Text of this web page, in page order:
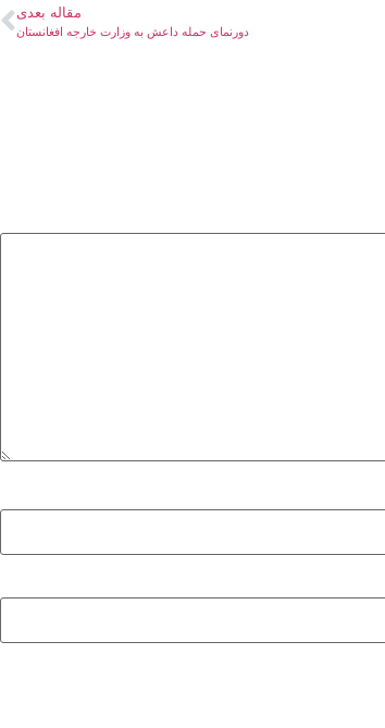
مقاله بعدی
دورنمای حمله داعش به وزارت خارجه افغانستان